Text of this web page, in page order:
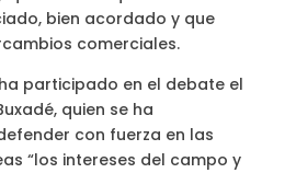
bien acordado y que
comerciales.
participado en el debate el
quien se ha
con fuerza en las
“los intereses del campo y